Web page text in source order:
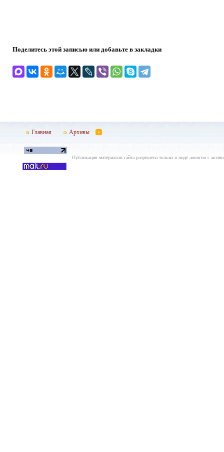
Поделитесь этой записью или добавьте в закладки
Главная Архивы
Публикация материалов сайта разрешена только в виде анонсов с